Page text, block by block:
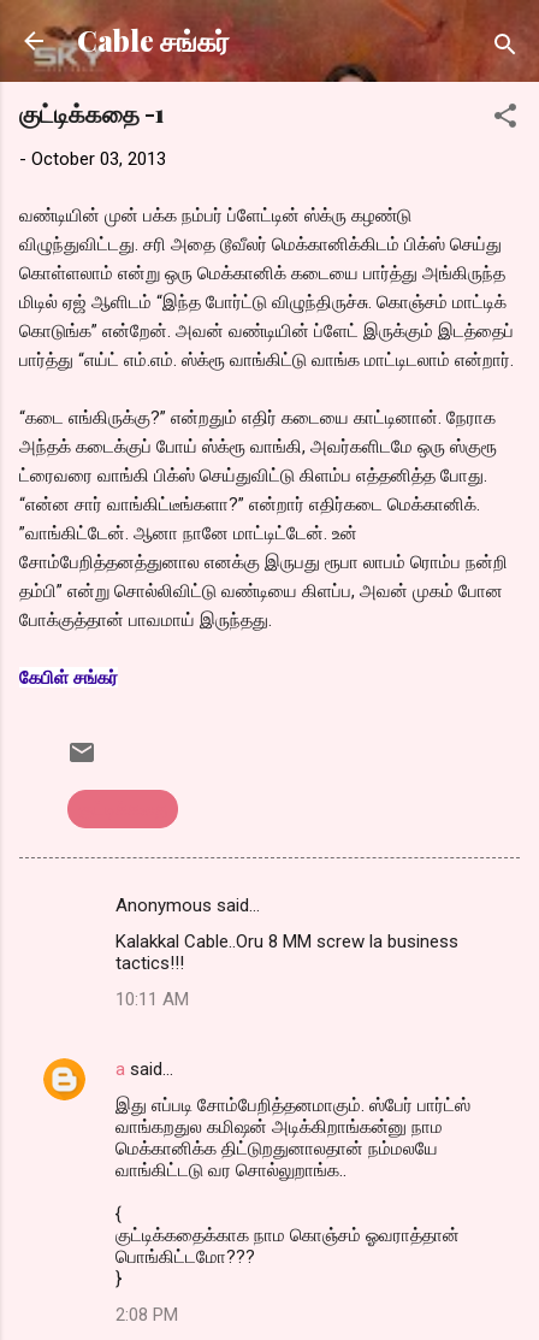
Skip to main content
Cable சங்கர்
குட்டிக்கதை -1
- October 03, 2013
வண்டியின் முன் பக்க நம்பர் ப்ளேட்டின் ஸ்க்ரு கழண்டு
விழுந்துவிட்டது. சரி அதை டூவீலர் மெக்கானிக்கிடம் பிக்ஸ் செய்து
கொள்ளலாம் என்று ஒரு மெக்கானிக் கடையை பார்த்து அங்கிருந்த
மிடில் ஏஜ் ஆளிடம் “இந்த போர்ட்டு விழுந்திருச்சு. கொஞ்சம் மாட்டிக்
கொடுங்க” என்றேன். அவன் வண்டியின் ப்ளேட் இருக்கும் இடத்தைப்
பார்த்து “எய்ட் எம்.எம். ஸ்க்ரூ வாங்கிட்டு வாங்க மாட்டிடலாம் என்றார்.
“கடை எங்கிருக்கு?” என்றதும் எதிர் கடையை காட்டினான். நேராக
அந்தக் கடைக்குப் போய் ஸ்க்ரூ வாங்கி, அவர்களிடமே ஒரு ஸ்குரூ
ட்ரைவரை வாங்கி பிக்ஸ் செய்துவிட்டு கிளம்ப எத்தனித்த போது.
“என்ன சார் வாங்கிட்டீங்களா?” என்றார் எதிர்கடை மெக்கானிக்.
”வாங்கிட்டேன். ஆனா நானே மாட்டிட்டேன். உன்
சோம்பேறித்தனத்துனால எனக்கு இருபது ரூபா லாபம் ரொம்ப நன்றி
தம்பி” என்று சொல்லிவிட்டு வண்டியை கிளப்ப, அவன் முகம் போன
போக்குத்தான் பாவமாய் இருந்தது.
கேபிள் சங்கர்
n
Anonymous said…
Kalakkal Cable..Oru 8 MM screw la business
tactics!!!
10:11 AM
a said…
இது எப்படி சோம்பேறித்தனமாகும். ஸ்பேர் பார்ட்ஸ்
வாங்கறதுல கமிஷன் அடிக்கிறாங்கன்னு நாம
மெக்கானிக்க திட்டுறதுனாலதான் நம்மலயே
வாங்கிட்டடு வர சொல்லுறாங்க..
{
குட்டிக்கதைக்காக நாம கொஞ்சம் ஓவராத்தான்
பொங்கிட்டமோ???
}
2:08 PM